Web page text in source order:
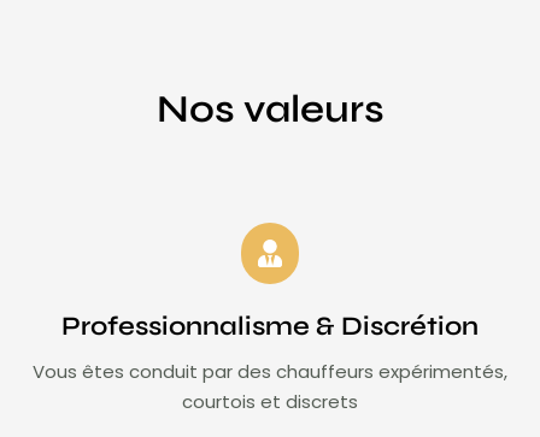
Nos valeurs
Professionnalisme & Discrétion
Vous êtes conduit par des chauffeurs expérimentés,
courtois et discrets